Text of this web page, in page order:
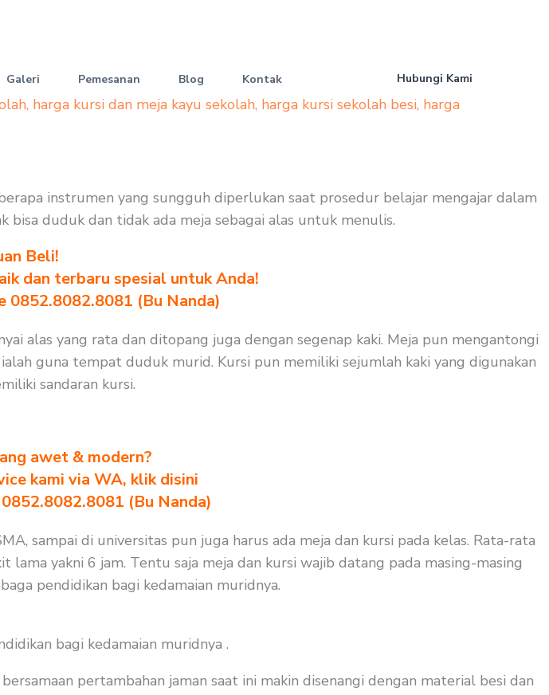
Galeri Pemesanan Blog Kontak Hubungi Kami
, harga kursi dan meja kayu sekolah, harga kursi sekolah besi, harga
instrumen yang sungguh diperlukan saat prosedur belajar mengajar dalam
duduk dan tidak ada meja sebagai alas untuk menulis.
Beli!
dan terbaru spesial untuk Anda!
0852.8082.8081 (Bu Nanda)
alas yang rata dan ditopang juga dengan segenap kaki. Meja pun mengantongi
guna tempat duduk murid. Kursi pun memiliki sejumlah kaki yang digunakan
sandaran kursi.
awet & modern?
kami via WA, klik disini
(Bu Nanda)
sampai di universitas pun juga harus ada meja dan kursi pada kelas. Rata-rata
yakni 6 jam. Tentu saja meja dan kursi wajib datang pada masing-masing
pendidikan bagi kedamaian muridnya.
bagi kedamaian muridnya .
pertambahan jaman saat ini makin disenangi dengan material besi dan